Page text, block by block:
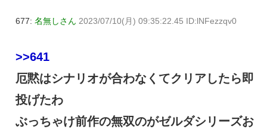
677: 名無しさん 2023/07/10(月) 09:35:22.45 ID:lNFezzqv0
>>641
厄黙はシナリオが合わなくてクリアしたら即
投げたわ
ぶっちゃけ前作の無双のがゼルダシリーズお